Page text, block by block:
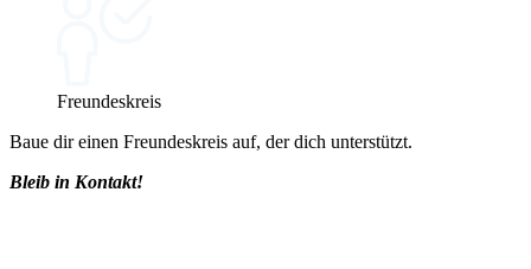
Freundeskreis
Baue dir einen Freundeskreis auf, der dich unterstützt.
Bleib in Kontakt!